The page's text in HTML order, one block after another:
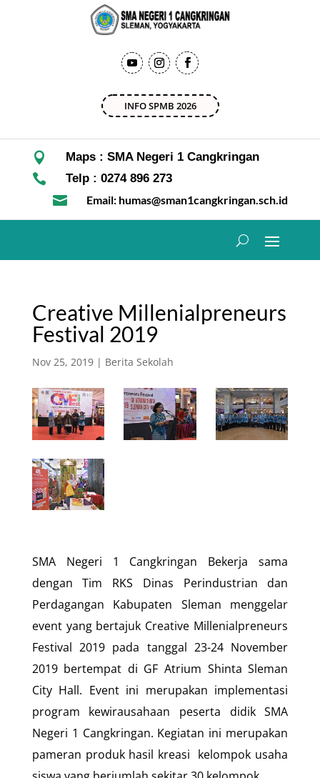
INFO SPMB 2026
 Maps : SMA Negeri 1 Cangkringan
 Telp : 0274 896 273
 Email: humas@sman1cangkringan.sch.id
Creative Millenialpreneurs
Festival 2019
Nov 25, 2019| Berita Sekolah
SMA Negeri 1 Cangkringan Bekerja sama
dengan Tim RKS Dinas Perindustrian dan
Perdagangan Kabupaten Sleman menggelar
event yang bertajuk Creative Millenialpreneurs
Festival 2019 pada tanggal 23-24 November
2019 bertempat di GF Atrium Shinta Sleman
City Hall. Event ini merupakan implementasi
program kewirausahaan peserta didik SMA
Negeri 1 Cangkringan. Kegiatan ini merupakan
pameran produk hasil kreasi kelompok usaha